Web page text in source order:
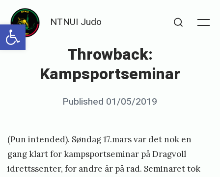
Open toolbar
content
NTNUI Judo
Throwback:
Kampsportseminar
Posted
Published 01/05/2019
S
e
n
(Pun intended). Søndag 17.mars var det nok en
gang klart for kampsportseminar på Dragvoll
idrettssenter, for andre år på rad. Seminaret tok